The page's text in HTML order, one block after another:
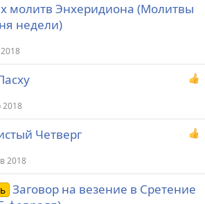
молитв Энхеридиона (Молитвы
недели)
Четверг
2018
Заговор на везение в Сретение